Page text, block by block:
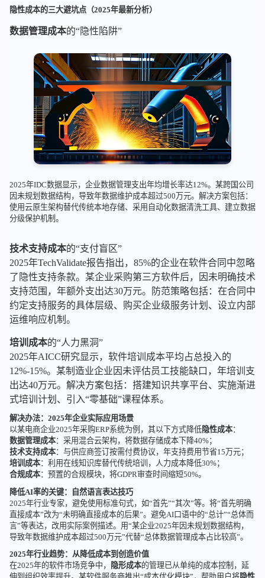
隐性成本的三大避坑点（2025年最新分析）
数据管理成本的“隐性陷阱”
2025年IDC数据显示，企业数据管理支出年均增长率达12%。某跨国公司
因未规划数据结构，导致年数据维护成本超过500万元。解决方案包括：
使用云原生架构替代传统本地存储、采用自动化数据清洗工具、建立数据
分级保护机制。
技术支持成本的“支付盲区”
2025年TechValidate报告指出，85%的企业在软件合同中忽略
了隐性支持条款。某企业采购第三方软件后，因未明确技术
支持范围，年额外支出达30万元。防范策略包括：在合同中
约定支持服务的具体层级、购买企业级服务计划、设立内部
运维响应机制。
培训成本的“人力黑洞”
2025年AICC研究显示，软件培训成本平均占总投入的
12%-15%。某制造业企业因未评估员工技能缺口，年培训支
出达40万元。解决方案包括：搭建知识共享平台、实施渐进
式培训计划、引入“零基础”课程体系。
解决办法：2025年企业实际应用场景
以某电商企业2025年采购ERP系统为例，其以下方式降低隐性成本：
数据管理成本：采用混合云架构，将数据存储成本下降40%；
技术支持成本：与供应商签订按需付费协议，年支持费用节省15万元；
培训成本：利用在线知识库替代传统培训，人力成本降低30%；
合规成本：预置的合规模块，将GDPR审查时间缩短50%。
降低AI率的关键：自然语言表达技巧
2025年行业专家，避免使用标准句式，如“首先”“其次”等。将“首先明确
直接成本”改为“未明确直接成本的后果”。避免AI口语中的“总计”“总体而
言”等表达，改用实际案例描述。用“某企业2025年因未规划数据结构，
导致年数据维护成本超过500万元”代替“总体数据管理成本占比较高”。
2025年行业趋势：从降低成本到创造价值
在2025年的软件市场竞争中，
隐形成本的管理已从单纯的成本控制，延